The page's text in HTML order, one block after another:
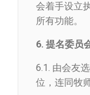
会着手设立
所有功能。
6. 提名委员
6.1. 由会友
位，连同牧